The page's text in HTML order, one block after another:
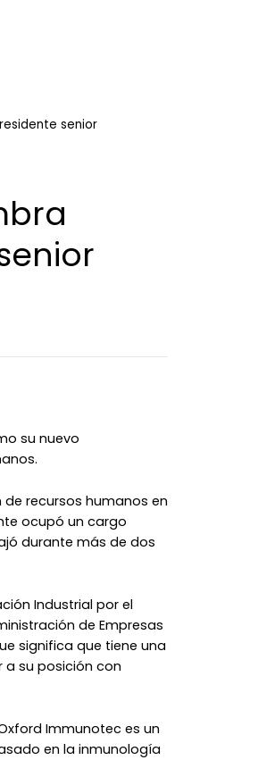
senior
su nuevo
de recursos humanos en
ocupó un cargo
durante más de dos
Industrial por el
de Empresas
significa que tiene una
su posición con
Immunotec es un
en la inmunología